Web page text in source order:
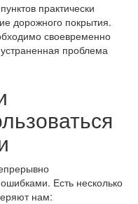
практически
дорожного покрытия.
своевременно
проблема
Есть несколько
нам: